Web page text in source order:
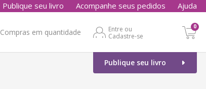
Publique seu livro Acompanhe seus pedidos Ajuda
Compras em quantidade
Entre ou
Cadastre-se
0
Publique seu livro